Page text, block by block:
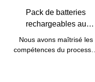
Pack de batteries
rechargeables au
lithium-ion Lifepo4 5 kW
10 kW 48 V avec BMS
Nous avons maîtrisé les
compétences du processus